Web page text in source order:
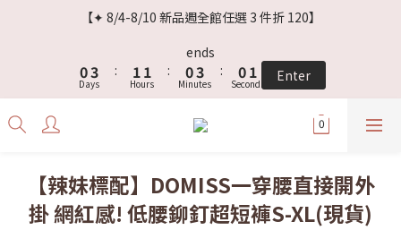
【✦ 8/4-8/10 新品週全館任選 3 件折 120】
ends
0
6
3
2
Days
:
4
3
1
0
4
1
0
Hours
:
3
1
0
6
4
3
2
0
Minutes
:
3
0
3
0
Seconds Enter
【辣妹標配】DOMISS一穿腰直接開外
掛 網紅感! 低腰鉚釘超短褲S-XL(現貨)